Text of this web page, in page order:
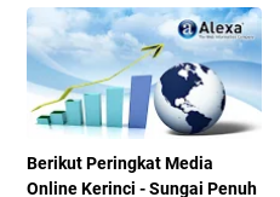
Berikut Peringkat Media
Online Kerinci - Sungai Penuh